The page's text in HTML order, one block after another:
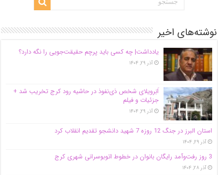
نوشته‌های اخیر
یادداشت| ‌چه کسی باید پرچم حقیقت‌جویی را نگه دارد؟
آذر ۲۹, ۱۴۰۴
اَبَر‌ویلای شخص ذی‌نفوذ در حاشیه‌ رود کرج تخریب شد +
جزئیات و فیلم
آذر ۲۹, ۱۴۰۴
استان البرز در جنگ 12 روزه 7 شهید دانشجو تقدیم انقلاب کرد
آذر ۲۹, ۱۴۰۴
3 روز رفت‌وآمد رایگان بانوان در خطوط اتوبوسرانی شهری کرج
آذر ۲۸, ۱۴۰۴